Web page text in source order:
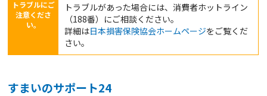
トラブルにご
注意くださ
い。
トラブルがあった場合には、消費者ホットライン
（188番）にご相談ください。
詳細は日本損害保険協会ホームページをご覧くだ
さい。
すまいのサポート24